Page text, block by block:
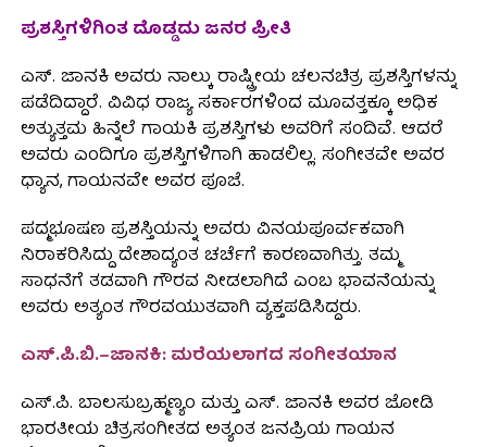
ಪ್ರಶಸ್ತಿಗಳಿಗಿಂತ ದೊಡ್ಡದು ಜನರ ಪ್ರೀತಿ
ಎಸ್. ಜಾನಕಿ ಅವರು ನಾಲ್ಕು ರಾಷ್ಟ್ರೀಯ ಚಲನಚಿತ್ರ ಪ್ರಶಸ್ತಿಗಳನ್ನು
ಪಡೆದಿದ್ದಾರೆ. ವಿವಿಧ ರಾಜ್ಯ ಸರ್ಕಾರಗಳಿಂದ ಮೂವತ್ತಕ್ಕೂ ಅಧಿಕ
ಅತ್ಯುತ್ತಮ ಹಿನ್ನೆಲೆ ಗಾಯಕಿ ಪ್ರಶಸ್ತಿಗಳು ಅವರಿಗೆ ಸಂದಿವೆ. ಆದರೆ
ಅವರು ಎಂದಿಗೂ ಪ್ರಶಸ್ತಿಗಳಿಗಾಗಿ ಹಾಡಲಿಲ್ಲ. ಸಂಗೀತವೇ ಅವರ
ಧ್ಯಾನ, ಗಾಯನವೇ ಅವರ ಪೂಜೆ.
ಪದ್ಮಭೂಷಣ ಪ್ರಶಸ್ತಿಯನ್ನು ಅವರು ವಿನಯಪೂರ್ವಕವಾಗಿ
ನಿರಾಕರಿಸಿದ್ದು ದೇಶಾದ್ಯಂತ ಚರ್ಚೆಗೆ ಕಾರಣವಾಗಿತ್ತು. ತಮ್ಮ
ಸಾಧನೆಗೆ ತಡವಾಗಿ ಗೌರವ ನೀಡಲಾಗಿದೆ ಎಂಬ ಭಾವನೆಯನ್ನು
ಅವರು ಅತ್ಯಂತ ಗೌರವಯುತವಾಗಿ ವ್ಯಕ್ತಪಡಿಸಿದ್ದರು.
ಎಸ್.ಪಿ.ಬಿ.–ಜಾನಕಿ: ಮರೆಯಲಾಗದ ಸಂಗೀತಯಾನ
ಎಸ್.ಪಿ. ಬಾಲಸುಬ್ರಹ್ಮಣ್ಯಂ ಮತ್ತು ಎಸ್. ಜಾನಕಿ ಅವರ ಜೋಡಿ
ಭಾರತೀಯ ಚಿತ್ರಸಂಗೀತದ ಅತ್ಯಂತ ಜನಪ್ರಿಯ ಗಾಯನ